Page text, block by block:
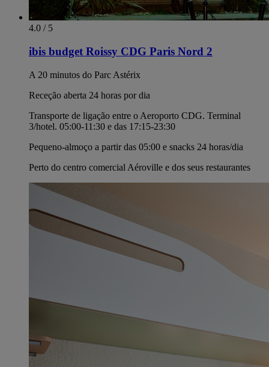
4.0 / 5
ibis budget Roissy CDG Paris Nord 2
A 20 minutos do Parc Astérix
Receção aberta 24 horas por dia
Transporte de ligação entre o Aeroporto CDG. Terminal
3/hotel. 05:00-11:30 e das 17:15-23:30
Pequeno-almoço a partir das 05:00 e snacks 24 horas/dia
Perto do centro comercial Aéroville e dos seus restaurantes